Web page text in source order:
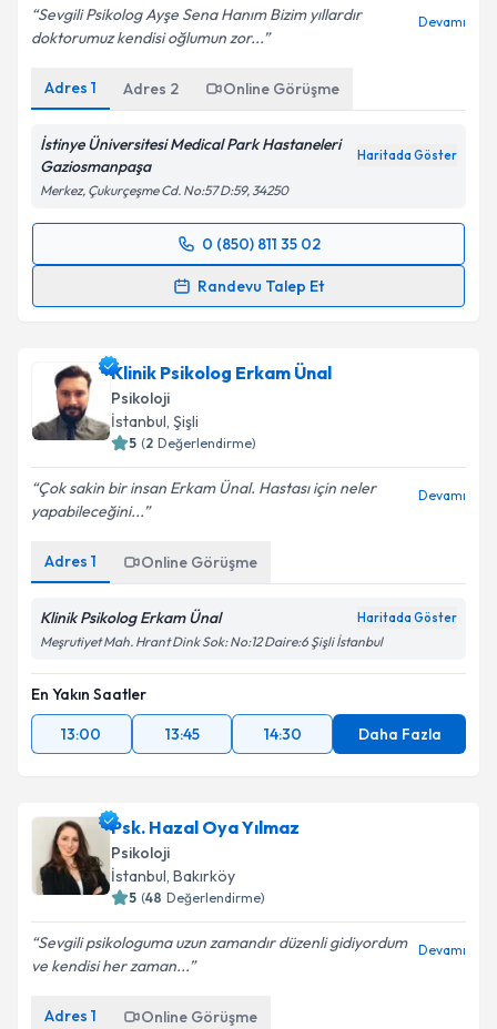
Sevgili Psikolog Ayşe Sena Hanım Bizim yıllardır
doktorumuz kendisi oğlumun zor...
Devamı
Adres 1 Adres 2 Online Görüşme
İstinye Üniversitesi Medical Park Hastaneleri
Gaziosmanpaşa
Haritada Göster
Merkez, Çukurçeşme Cd. No:57 D:59, 34250
0 (850) 811 35 02
Randevu Talep Et
Randevu Takvimi Talebi
randevu almanız için bir takvim hazırlandığında e-
posta ile bilgilendireceğiz.
E-posta Adresiniz
Metni'ni okudum ve kişisel verilerimin belirtilen
Klinik Psikolog Erkam Ünal
Psikoloji
İstanbul, Şişli
5 (2 Değerlendirme)
Çok sakin bir insan Erkam Ünal. Hastası için neler
yapabileceğini...
Devamı
Adres 1 Online Görüşme
Klinik Psikolog Erkam Ünal Haritada Göster
Meşrutiyet Mah. Hrant Dink Sok: No:12 Daire:6 Şişli İstanbul
En Yakın Saatler
13:00
13:45 14:30 Daha Fazla
Psk. Hazal Oya Yılmaz
Psikoloji
İstanbul, Bakırköy
5 (48 Değerlendirme)
Sevgili psikologuma uzun zamandır düzenli gidiyordum
ve kendisi her zaman...
Devamı
Adres 1 Online Görüşme